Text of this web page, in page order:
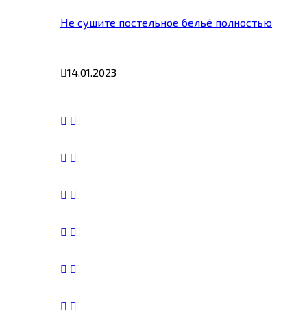
Не сушите постельное бельё полностью
14.01.2023